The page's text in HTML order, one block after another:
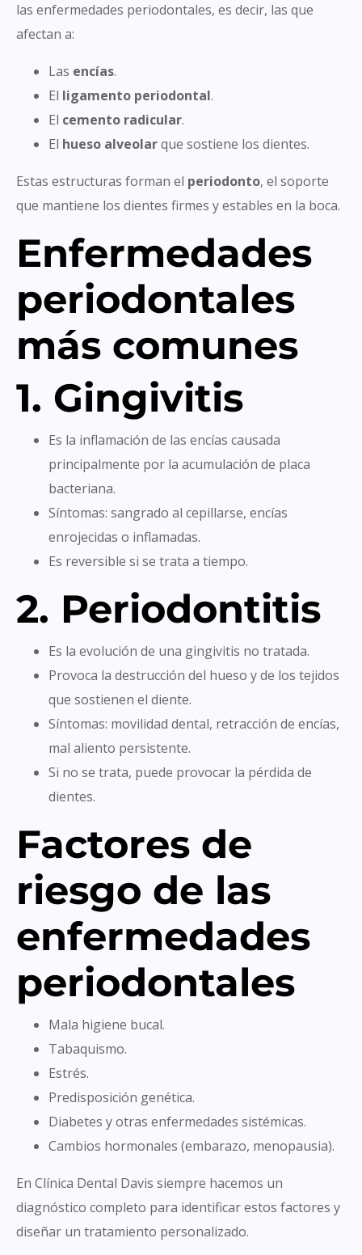
las enfermedades periodontales, es decir, las que
afectan a:
Las encías.
El ligamento periodontal.
El cemento radicular.
El hueso alveolarque sostiene los dientes.
Estas estructuras forman el periodonto, el soporte
que mantiene los dientes firmes y estables en la boca.
Enfermedades
periodontales
más comunes
1. Gingivitis
Es la inflamación de las encías causada
principalmente por la acumulación de placa
bacteriana.
Síntomas: sangrado al cepillarse, encías
enrojecidas o inflamadas.
Es reversible si se trata a tiempo.
2. Periodontitis
Es la evolución de una gingivitis no tratada.
Provoca la destrucción del hueso y de los tejidos
que sostienen el diente.
Síntomas: movilidad dental, retracción de encías,
mal aliento persistente.
Si no se trata, puede provocar la pérdida de
dientes.
Factores de
riesgo de las
enfermedades
periodontales
Mala higiene bucal.
Tabaquismo.
Estrés.
Predisposición genética.
Diabetes y otras enfermedades sistémicas.
Cambios hormonales (embarazo, menopausia).
En Clínica Dental Davis siempre hacemos un
diagnóstico completo para identificar estos factores y
diseñar un tratamiento personalizado.